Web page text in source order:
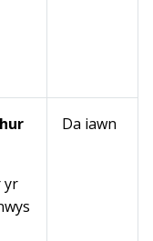
yr
Da iawn